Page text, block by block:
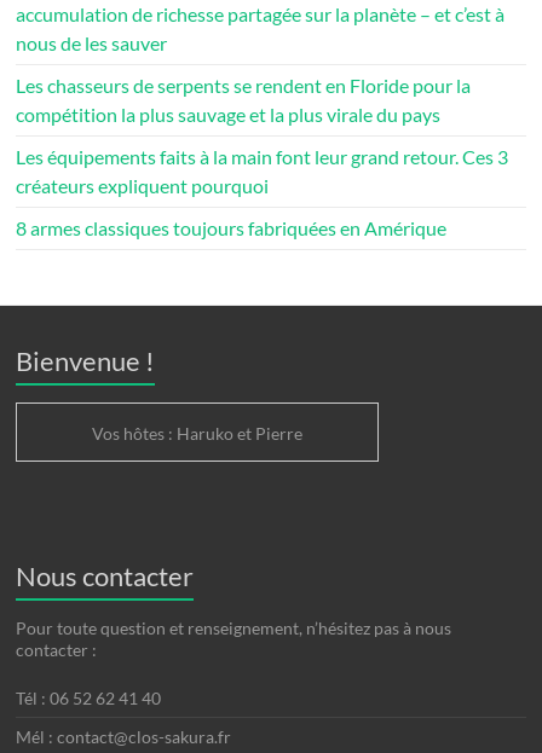
accumulation de richesse partagée sur la planète – et c’est à
nous de les sauver
Les chasseurs de serpents se rendent en Floride pour la
compétition la plus sauvage et la plus virale du pays
Les équipements faits à la main font leur grand retour. Ces 3
créateurs expliquent pourquoi
8 armes classiques toujours fabriquées en Amérique
Bienvenue !
Vos hôtes : Haruko et Pierre
Nous contacter
Pour toute question et renseignement, n’hésitez pas à nous
contacter :
Tél : 06 52 62 41 40
Mél : contact@clos-sakura.fr